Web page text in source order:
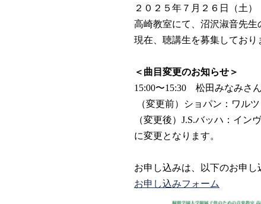
２０２５年７月２６日（土）
高崎教室にて、沼沢淑音先生
現在、聴講生を募集しており
＜曲目変更のお知らせ＞
15:00〜15:30 松田みなみさん
（変更前）ショパン：ワル
（変更後）J.S.バッハ：イ
に変更となります。
お申し込みは、以下のお申し
お申し込みフォーム